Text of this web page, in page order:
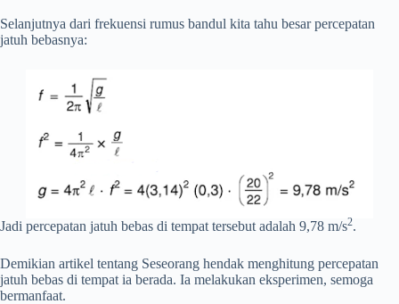
Selanjutnya dari frekuensi rumus bandul kita tahu besar percepatan
jatuh bebasnya:
Jadi percepatan jatuh bebas di tempat tersebut adalah 9,78 m/s2.
Demikian artikel tentang Seseorang hendak menghitung percepatan
jatuh bebas di tempat ia berada. Ia melakukan eksperimen, semoga
bermanfaat.